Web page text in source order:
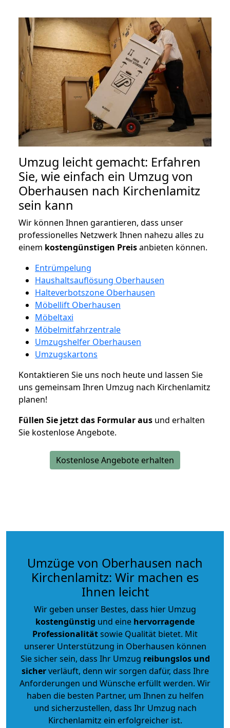
Umzug leicht gemacht: Erfahren
Sie, wie einfach ein Umzug von
Oberhausen nach Kirchenlamitz
sein kann
Wir können Ihnen garantieren, dass unser
professionelles Netzwerk Ihnen nahezu alles zu
einem kostengünstigen Preisanbieten können.
Entrümpelung
Haushaltsauflösung Oberhausen
Halteverbotszone Oberhausen
Möbellift Oberhausen
Möbeltaxi
Möbelmitfahrzentrale
Umzugshelfer Oberhausen
Umzugskartons
Kontaktieren Sie uns noch heute und lassen Sie
uns gemeinsam Ihren Umzug nach Kirchenlamitz
planen!
Füllen Sie jetzt das Formular aus und erhalten
Sie kostenlose Angebote.
Kostenlose Angebote erhalten
Umzüge von Oberhausen nach
Kirchenlamitz: Wir machen es
Ihnen leicht
Wir geben unser Bestes, dass hier Umzug
kostengünstig und eine hervorragende
Professionalitätsowie Qualität bietet. Mit
unserer Unterstützung in Oberhausen können
Sie sicher sein, dass Ihr Umzug reibungslos und
sicherverläuft, denn wir sorgen dafür, dass Ihre
Anforderungen und Wünsche erfüllt werden. Wir
haben die besten Partner, um Ihnen zu helfen
und sicherzustellen, dass Ihr Umzug nach
Kirchenlamitz ein erfolgreicher ist.